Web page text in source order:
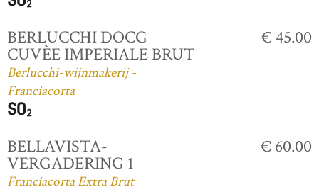
BERLUCCHI DOCG
CUVÈE IMPERIALE BRUT
Berlucchi-wijnmakerij -
Franciacorta
€ 45.00
BELLAVISTA-
VERGADERING 1
Franciacorta Extra Brut
€ 60.00